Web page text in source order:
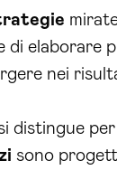
nei
distingue
sono